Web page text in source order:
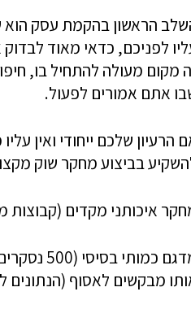
הראשון בהקמת עסק הוא
לפניכם, כדאי מאוד
מקום מעולה להתחיל בו,
אתם אמורים לפעול.
הרעיון שלכם ייחודי ואין
בביצוע מחקר שוק
איכותני מקדים (קבוצות מיקוד) יעלה
מבקשים לאסוף (הנתונים